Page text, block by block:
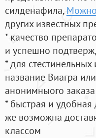
силденафила, Можно
других известных
* качество
и успешно
* для
название Виагра
анонимныого
* быстрая и удобная
же возможна
классом